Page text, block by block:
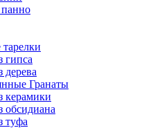
гипса
Гранаты
керамики
обсидиана
туфа